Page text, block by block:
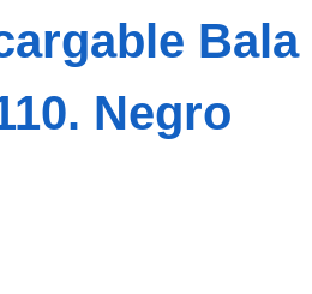
Bala
Negro